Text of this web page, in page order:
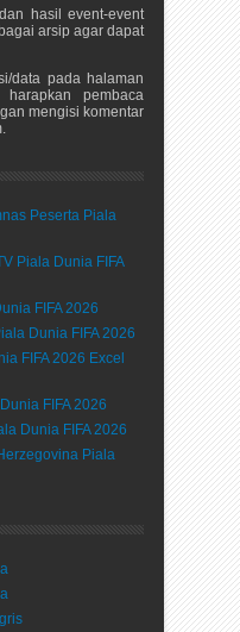
hasil event-event
arsip agar dapat
data pada halaman
pembaca
mengisi komentar
Peserta Piala
Piala Dunia FIFA
FIFA 2026
Dunia FIFA 2026
FIFA 2026 Excel
FIFA 2026
Dunia FIFA 2026
Piala